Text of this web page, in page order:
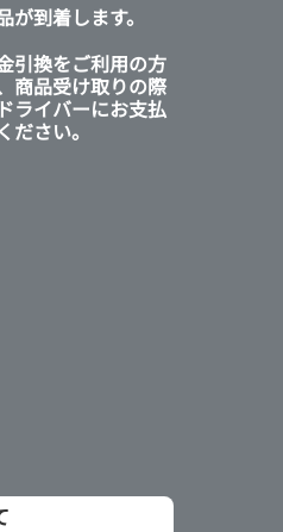
が到着します。
引換をご利用の方
商品受け取りの際
ライバーにお支払
ださい。